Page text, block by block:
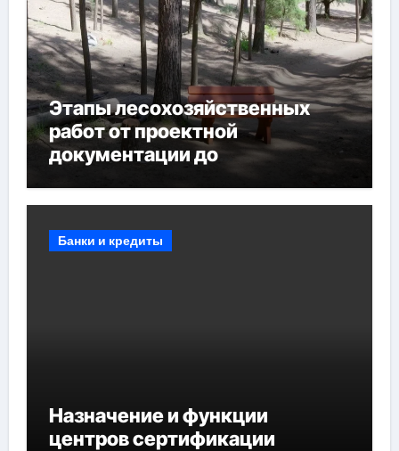
Этапы лесохозяйственных
работ от проектной
документации до
мероприятий и обустройства
Банки и кредиты
Назначение и функции
центров сертификации